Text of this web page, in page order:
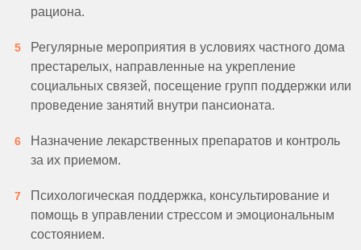
рациона.
Регулярные мероприятия в условиях частного дома
престарелых, направленные на укрепление
социальных связей, посещение групп поддержки или
проведение занятий внутри пансионата.
Назначение лекарственных препаратов и контроль
за их приемом.
Психологическая поддержка, консультирование и
помощь в управлении стрессом и эмоциональным
состоянием.